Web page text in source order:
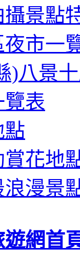
景點
市一
)八景
表
點
花地
浪漫景
遊網首